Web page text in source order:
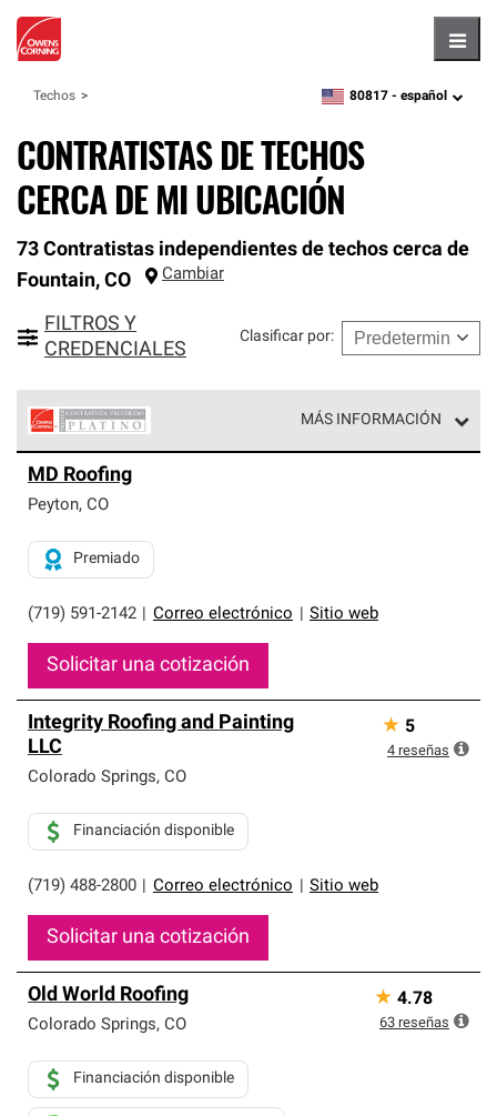
Techos zipcode, language
80817 - español
CONTRATISTAS DE TECHOS
CERCA DE MI UBICACIÓN
73 Contratistas independientes de techos cerca de
Fountain, CO Cambiar
FILTROS Y
CREDENCIALES
Clasificar por:
MÁS INFORMACIÓN
Corning constituyen el nivel superior de nuestra red
exclusiva y cumplen con estándares estrictos de
Solo ellos pueden ofrecer nuestra mejor garantía de
sistemas de techos.
MD Roofing
Peyton, CO
(719) 591-2142 Correo electrónico Sitio web
Premiado
Solicitar una cotización
Integrity Roofing and Painting
LLC
Colorado Springs, CO
(719) 488-2800 Correo electrónico Sitio web
Financiación disponible
Solicitar una cotización
★ 5
4 reseñas
Old World Roofing
Colorado Springs, CO
Financiación disponible
★ 4.78
63 reseñas